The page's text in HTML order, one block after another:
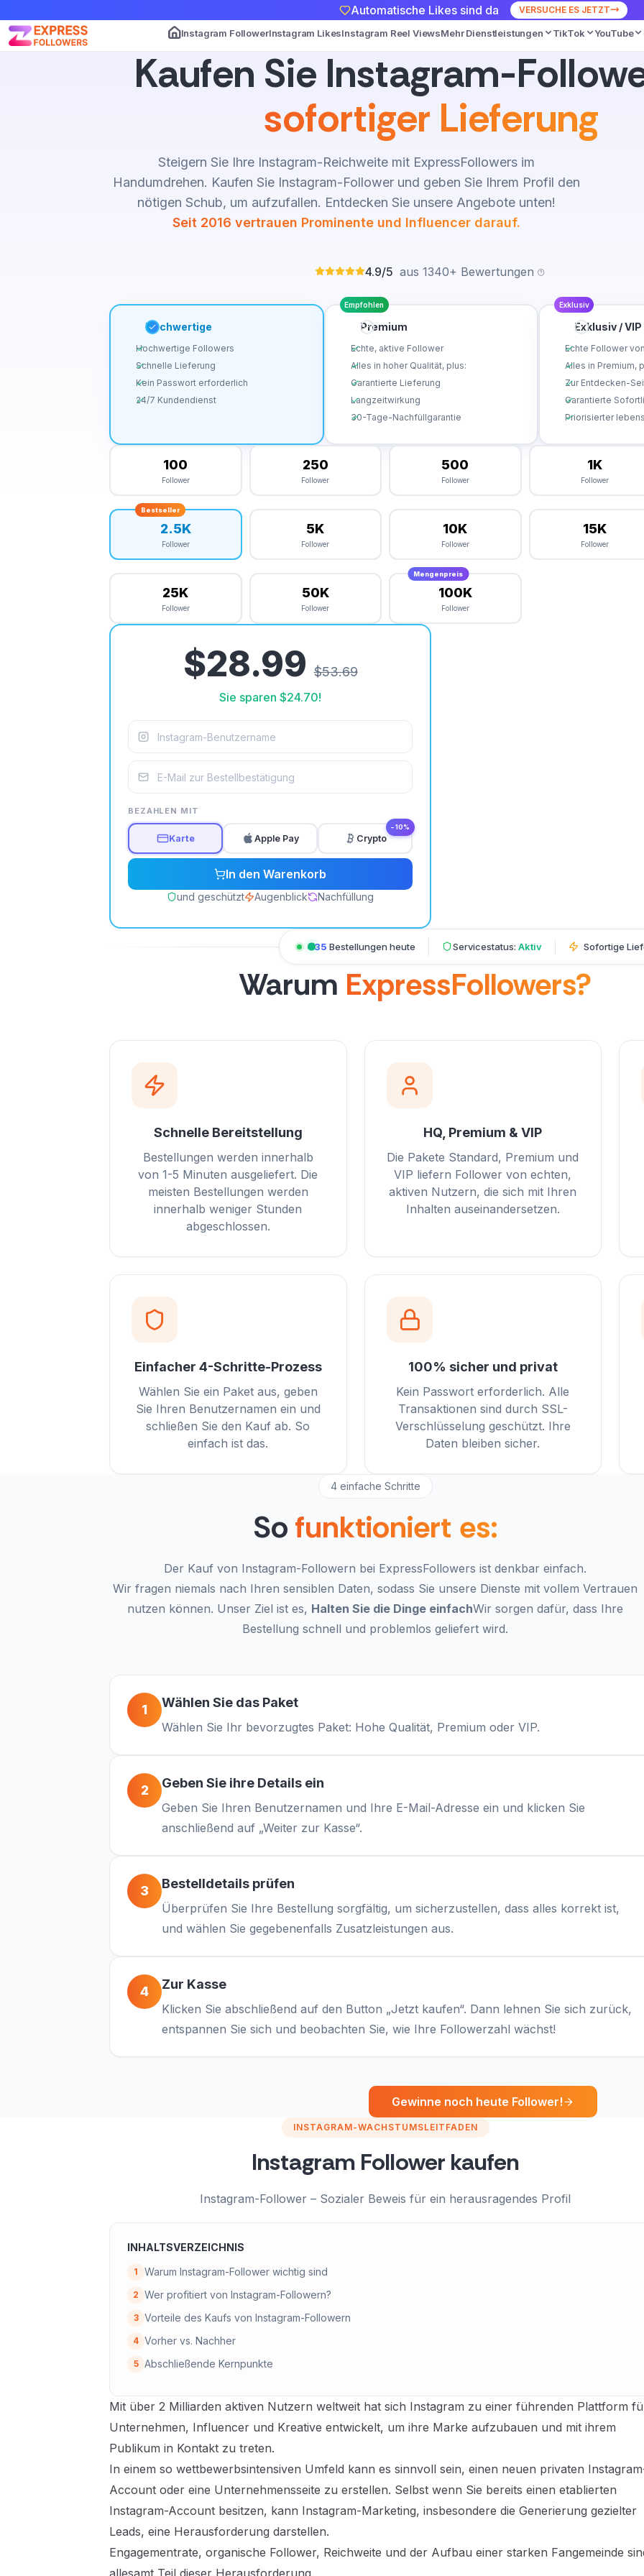
Automatische Likes sind da VERSUCHE ES JETZT
Instagram FollowerInstagram LikesInstagram Reel ViewsMehr Dienstleistungen TikTok YouTube
Kaufen Sie Instagram-
sofortiger Lieferung
Steigern Sie Ihre Instagram-Reichweite mit ExpressFollowers im
Handumdrehen. Kaufen Sie Instagram-Follower und geben Sie Ihrem Profil den
nötigen Schub, um aufzufallen. Entdecken Sie unsere Angebote unten!
Seit 2016 vertrauen Prominente und Influencer darauf.
4.9/5 aus 1340+ Bewertungen
Hochwertige
Hochwertige Followers
Schnelle Lieferung
Kein Passwort erforderlich
24/7 Kundendienst
Empfohlen
Premium
Echte, aktive Follower
Alles in hoher Qualität, plus:
Garantierte Lieferung
Langzeitwirkung
30-Tage-Nachfüllgarantie
Exklusiv
Exklusiv / VIP
Echte Follower
Alles in Premium,
Zur Entdecken-
Garantierte
Priorisierter
100
Follower
250
Follower
500
Follower
1K
Follower
Bestseller
2.5K
Follower
5K
Follower
10K
Follower
15K
Follower
25K
Follower
50K
Follower
Mengenpreis
100K
Follower
$28.99 $53.69
Sie sparen $24.70!
BEZAHLEN MIT
Karte Apple Pay Crypto
−10%
In den Warenkorb
und geschützt Augenblick Nachfüllung
435 Bestellungen heute Servicestatus: Aktiv Sofortige
Warum ExpressFollowers?
Schnelle Bereitstellung
Bestellungen werden innerhalb
von 1-5 Minuten ausgeliefert. Die
meisten Bestellungen werden
innerhalb weniger Stunden
abgeschlossen.
HQ, Premium & VIP
Die Pakete Standard, Premium und
VIP liefern Follower von echten,
aktiven Nutzern, die sich mit Ihren
Inhalten auseinandersetzen.
Einfacher 4-Schritte-Prozess
Wählen Sie ein Paket aus, geben
Sie Ihren Benutzernamen ein und
schließen Sie den Kauf ab. So
einfach ist das.
100% sicher und privat
Kein Passwort erforderlich. Alle
Transaktionen sind durch SSL-
Verschlüsselung geschützt. Ihre
Daten bleiben sicher.
4 einfache Schritte
So funktioniert es:
Der Kauf von Instagram-Followern bei ExpressFollowers ist denkbar einfach.
Wir fragen niemals nach Ihren sensiblen Daten, sodass Sie unsere Dienste mit vollem Vertrauen
nutzen können. Unser Ziel ist es, Halten Sie die Dinge einfachWir sorgen dafür, dass Ihre
Bestellung schnell und problemlos geliefert wird.
1 Wählen Sie das Paket
Wählen Sie Ihr bevorzugtes Paket: Hohe Qualität, Premium oder VIP.
2 Geben Sie ihre Details ein
Geben Sie Ihren Benutzernamen und Ihre E-Mail-Adresse ein und klicken Sie
anschließend auf „Weiter zur Kasse“.
3 Bestelldetails prüfen
Überprüfen Sie Ihre Bestellung sorgfältig, um sicherzustellen, dass alles korrekt ist,
und wählen Sie gegebenenfalls Zusatzleistungen aus.
4 Zur Kasse
Klicken Sie abschließend auf den Button „Jetzt kaufen“. Dann lehnen Sie sich zurück,
entspannen Sie sich und beobachten Sie, wie Ihre Followerzahl wächst!
Gewinne noch heute Follower!
INSTAGRAM-WACHSTUMSLEITFADEN
Instagram Follower kaufen
Instagram-Follower – Sozialer Beweis für ein herausragendes Profil
INHALTSVERZEICHNIS
1 Warum Instagram-Follower wichtig sind
2 Wer profitiert von Instagram-Followern?
3 Vorteile des Kaufs von Instagram-Followern
4 Vorher vs. Nachher
5 Abschließende Kernpunkte
Mit über 2 Milliarden aktiven Nutzern weltweit hat sich Instagram zu einer führenden Plattform
Unternehmen, Influencer und Kreative entwickelt, um ihre Marke aufzubauen und mit ihrem
Publikum in Kontakt zu treten.
In einem so wettbewerbsintensiven Umfeld kann es sinnvoll sein, einen neuen privaten
Account oder eine Unternehmensseite zu erstellen. Selbst wenn Sie bereits einen etablierten
Instagram-Account besitzen, kann Instagram-Marketing, insbesondere die Generierung gezielter
Leads, eine Herausforderung darstellen.
Engagementrate, organische Follower, Reichweite und der Aufbau einer starken Fangemeinde